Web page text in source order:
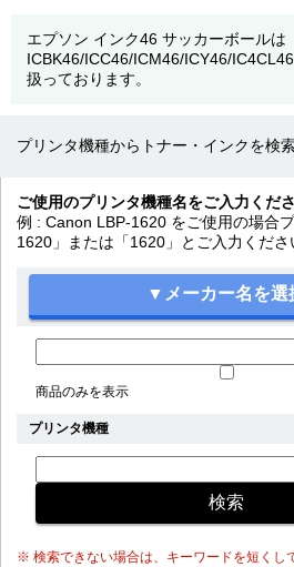
エプソン インク46 サッカーボールは
ICBK46/ICC46/ICM46/ICY46/
扱っております。
プリンタ機種からトナー・インクを検
ご使用のプリンタ機種名をご入力くだ
例 : Canon LBP-1620 をご使用の場合
1620」または「1620」とご入力くださ
商品のみを表示
プリンタ機種
※ 検索できない場合は、キーワードを短く